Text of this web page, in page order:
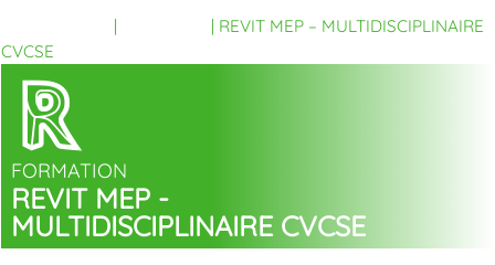
| | REVIT MEP – MULTIDISCIPLINAIRE
CVCSE
FORMATION
REVIT MEP -
MULTIDISCIPLINAIRE CVCSE